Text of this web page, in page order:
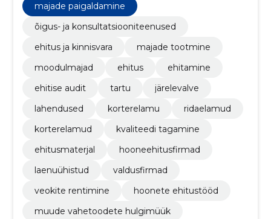
majade paigaldamine
õigus- ja konsultatsiooniteenused
ehitus ja kinnisvara
majade tootmine
moodulmajad
ehitus
ehitamine
ehitise audit
tartu
järelevalve
lahendused
korterelamu
ridaelamud
korterelamud
kvaliteedi tagamine
ehitusmaterjal
hooneehitusfirmad
laenuühistud
valdusfirmad
veokite rentimine
hoonete ehitustööd
muude vahetoodete hulgimüük